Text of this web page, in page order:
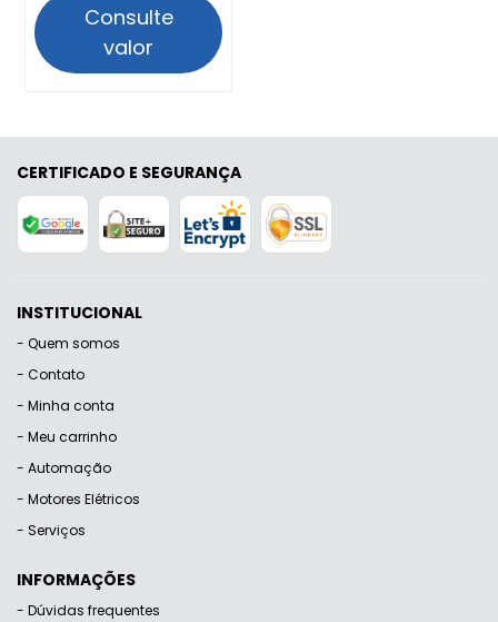
Consulte
valor
CERTIFICADO E SEGURANÇA
INSTITUCIONAL
Quem somos
Contato
Minha conta
Meu carrinho
Automação
Motores Elétricos
Serviços
INFORMAÇÕES
Dúvidas frequentes